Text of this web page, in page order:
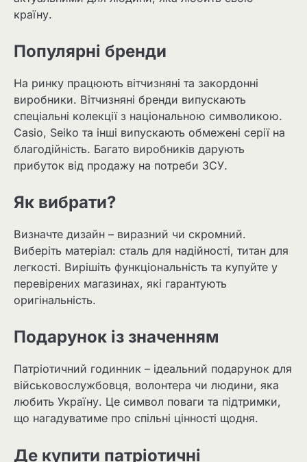
країну.
Популярні бренди
На ринку працюють вітчизняні та закордонні
виробники. Вітчизняні бренди випускають
спеціальні колекції з національною символикою.
Casio, Seiko та інші випускають обмежені серії на
благодійність. Багато виробників дарують
прибуток від продажу на потреби ЗСУ.
Як вибрати?
Визначте дизайн – виразний чи скромний.
Виберіть матеріал: сталь для надійності, титан для
легкості. Вирішіть функціональність та купуйте у
перевірених магазинах, які гарантують
оригінальність.
Подарунок із значенням
Патріотичний годинник – ідеальний подарунок для
військовослужбовця, волонтера чи людини, яка
любить Україну. Це символ поваги та підтримки,
що нагадуватиме про спільні цінності щодня.
Де купити патріотичні